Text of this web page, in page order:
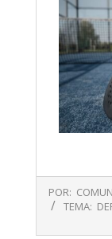
09-
POR:
TEMA: